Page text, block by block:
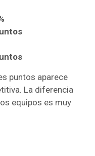
puntos aparece
La diferencia
equipos es muy